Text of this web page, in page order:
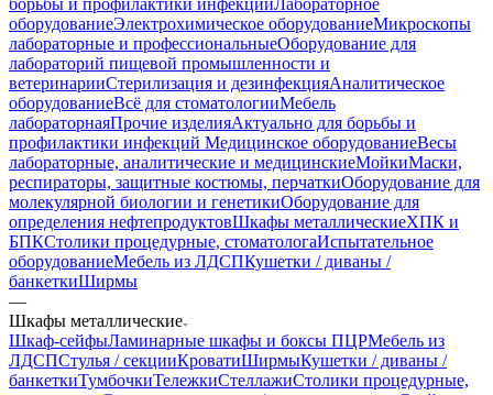
оборудованиеЭлектрохимическое оборудованиеМикроскопы
лабораторные и профессиональныеОборудование для
лабораторий пищевой промышленности и
ветеринарииСтерилизация и дезинфекцияАналитическое
оборудованиеВсё для стоматологииМебель
лабораторнаяПрочие изделияАктуально для борьбы и
профилактики инфекций Медицинское оборудованиеВесы
лабораторные, аналитические и медицинскиеМойкиМаски,
респираторы, защитные костюмы, перчаткиОборудование для
молекулярной биологии и генетикиОборудование для
определения нефтепродуктовШкафы металлическиеХПК и
БПКСтолики процедурные, стоматологаИспытательное
оборудованиеМебель из ЛДСПКушетки / диваны /
банкеткиШирмы
—
Шкафы металлические
Шкаф-сейфыЛаминарные шкафы и боксы ПЦРМебель из
ЛДСПСтулья / секцииКроватиШирмыКушетки / диваны /
банкеткиТумбочкиТележкиСтеллажиСтолики процедурные,